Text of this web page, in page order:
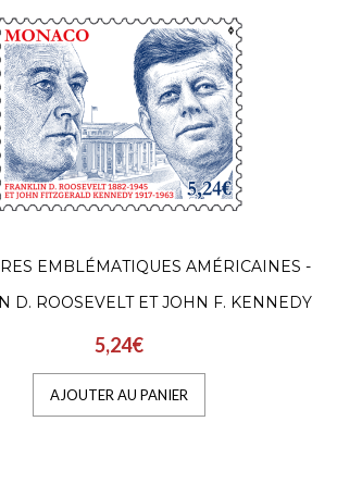
EMBLÉMATIQUES AMÉRICAINES -
D. ROOSEVELT ET JOHN F. KENNEDY
5,24€
AJOUTER AU PANIER